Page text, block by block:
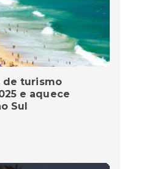
de turismo
e aquece
Sul